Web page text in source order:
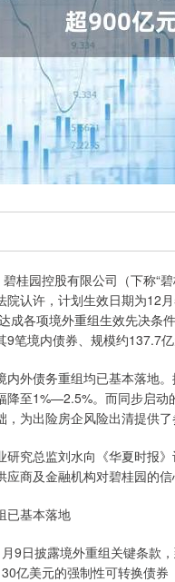
园控股有限公司（下称“碧
院认许，计划生效日期为12
成各项境外重组生效先决条
9笔境内债券、规模约137.7
外债务重组均已基本落地。
降至1%—2.5%。而同步启动
为出险房企风险出清提供了
究总监刘水向《华夏时报》
应商及金融机构对碧桂园的信
基本落地
日披露境外重组关键条款，
亿美元的强制性可转换债
指 14311.01